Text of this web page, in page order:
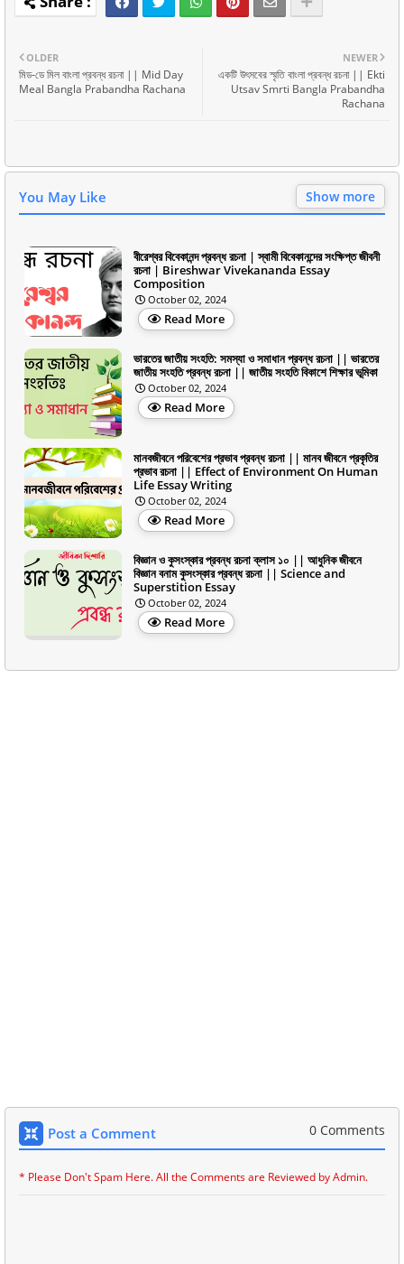
NEWER
একটি উৎসবের স্মৃতি বাংলা প্রবন্ধ রচনা || Ekti
Utsav Smrti Bangla Prabandha
Rachana
OLDER
মিড-ডে মিল বাংলা প্রবন্ধ রচনা || Mid Day
Meal Bangla Prabandha Rachana
You May Like Show more
বীরেশ্বর বিবেকানন্দ প্রবন্ধ রচনা | স্বামী বিবেকানন্দের সংক্ষিপ্ত জীবনী
রচনা | Bireshwar Vivekananda Essay
Composition
October 02, 2024
Read More
ভারতের জাতীয় সংহতি: সমস্যা ও সমাধান প্রবন্ধ রচনা || ভারতের
জাতীয় সংহতি প্রবন্ধ রচনা || জাতীয় সংহতি বিকাশে শিক্ষার ভূমিকা
October 02, 2024
Read More
মানবজীবনে পরিবেশের প্রভাব প্রবন্ধ রচনা || মানব জীবনে প্রকৃতির
প্রভাব রচনা || Effect of Environment On Human
Life Essay Writing
October 02, 2024
Read More
বিজ্ঞান ও কুসংস্কার প্রবন্ধ রচনা ক্লাস ১০ || আধুনিক জীবনে
বিজ্ঞান বনাম কুসংস্কার প্রবন্ধ রচনা || Science and
Superstition Essay
October 02, 2024
Read More
Post a Comment 0 Comments
* Please Don't Spam Here. All the Comments are Reviewed by Admin.